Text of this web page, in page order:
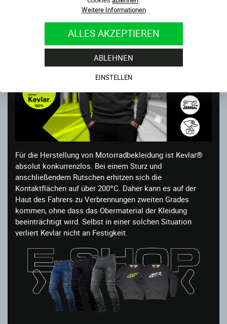
Weitere Informationen
ALLES AKZEPTIEREN
ABLEHNEN
EINSTELLEN
Für die Herstellung von Motorradbekleidung ist Kevlar®
absolut konkurrenzlos. Bei einem Sturz und
anschließendem Rutschen erhitzen sich die
Kontaktflächen auf über 200°C. Daher kann es auf der
Haut des Fahrers zu Verbrennungen zweiten Grades
kommen, ohne dass das Obermaterial der Kleidung
beeinträchtigt wird. Selbst in einer solchen Situation
verliert Kevlar nicht an Festigkeit.